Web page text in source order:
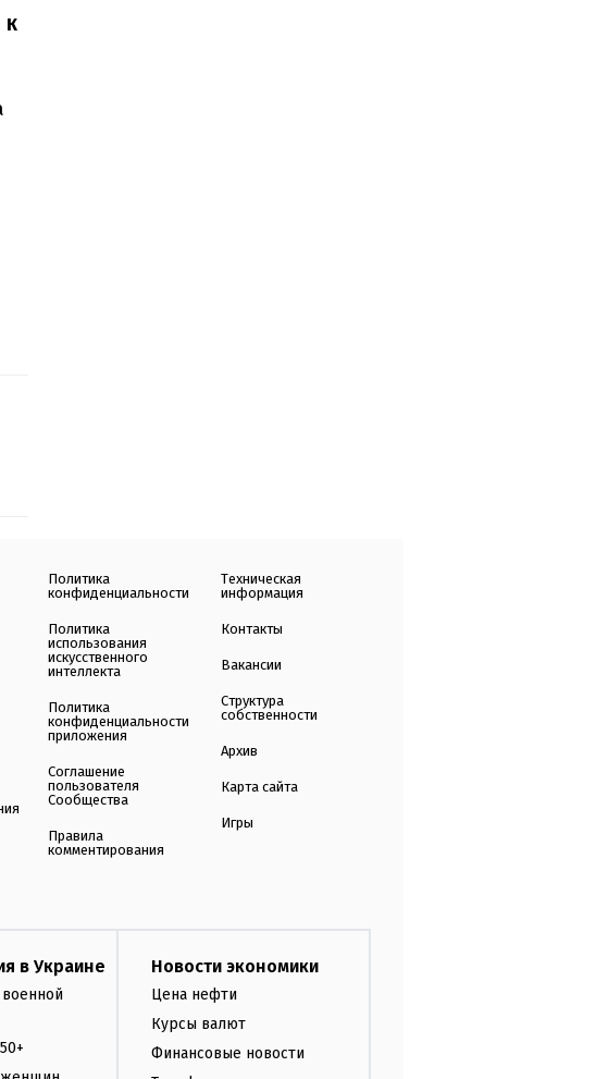
к
Политика
конфиденциальности
Политика
использования
искусственного
интеллекта
Политика
конфиденциальности
приложения
Соглашение
пользователя
Сообщества
Правила
комментирования
Техническая
информация
Контакты
Вакансии
Структура
собственности
Архив
Карта сайта
Игры
в Украине Новости экономики
Цена нефти
Курсы валют
Финансовые новости